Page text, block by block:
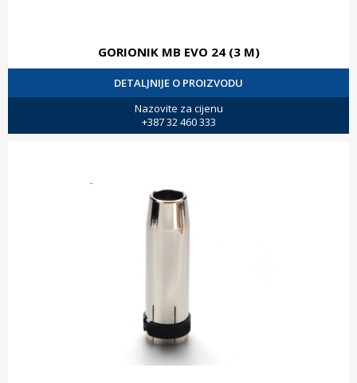
GORIONIK MB EVO 24 (3 M)
DETALJNIJE O PROIZVODU
Nazovite za cijenu
+387 32 460 333